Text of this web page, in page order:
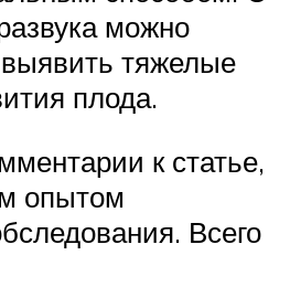
можно
тяжелые
плода.
к статье,
опытом
Всего